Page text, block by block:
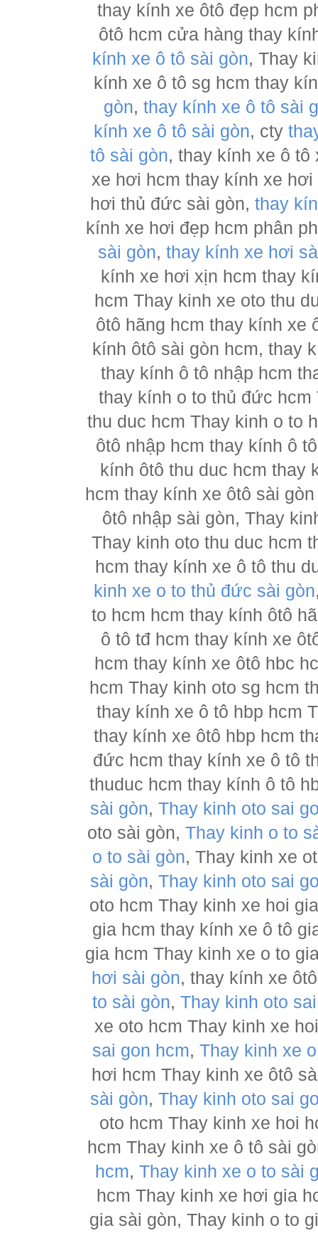
thay kính xe ôtô đẹp hcm
ôtô hcm cửa hàng thay
kính xe ô tô sài gòn, Thay
kính xe ô tô sg hcm thay
gòn, thay kính xe ô tô sài
kính xe ô tô sài gòn, cty
tô sài gòn, thay kính xe ô
xe hơi hcm thay kính xe
hơi thủ đức sài gòn, thay
kính xe hơi đẹp hcm phân
sài gòn, thay kính xe hơi
kính xe hơi xịn hcm thay
hcm Thay kinh xe oto thu
ôtô hãng hcm thay kính xe
kính ôtô sài gòn hcm, thay
thay kính ô tô nhập hcm
thay kính o to thủ đức
thu duc hcm Thay kinh o to
ôtô nhập hcm thay kính ô
kính ôtô thu duc hcm thay
hcm thay kính xe ôtô sài
ôtô nhập sài gòn, Thay
Thay kinh oto thu duc hcm
hcm thay kính xe ô tô thu
kinh xe o to thủ đức sài gòn
to hcm hcm thay kính ôtô
ô tô tđ hcm thay kính xe
hcm thay kính xe ôtô hbc
hcm Thay kinh oto sg hcm
thay kính xe ô tô hbp hcm
thay kính xe ôtô hbp hcm
đức hcm thay kính xe ô tô
thuduc hcm thay kính ô tô
sài gòn, Thay kinh oto sai
oto sài gòn, Thay kinh o to
o to sài gòn, Thay kinh xe
sài gòn, Thay kinh oto sai
oto hcm Thay kinh xe hoi
gia hcm thay kính xe ô tô
gia hcm Thay kinh xe o to
hơi sài gòn, thay kính xe
to sài gòn, Thay kinh oto
xe oto hcm Thay kinh xe
sai gon hcm,Thay kinh xe
hơi hcm Thay kinh xe ôtô
sài gòn, Thay kinh oto sai
oto hcm Thay kinh xe hoi
hcm Thay kinh xe ô tô sài
hcm, Thay kinh xe o to sài
hcm Thay kinh xe hơi gia
gia sài gòn, Thay kinh o to